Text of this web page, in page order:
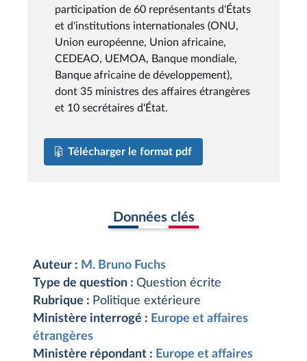
participation de 60 représentants d'États
et d'institutions internationales (ONU,
Union européenne, Union africaine,
CEDEAO, UEMOA, Banque mondiale,
Banque africaine de développement),
dont 35 ministres des affaires étrangères
et 10 secrétaires d'État.
Télécharger le format pdf
Données clés
Auteur : M. Bruno Fuchs
Type de question : Question écrite
Rubrique : Politique extérieure
Ministère interrogé : Europe et affaires
étrangères
Ministère répondant : Europe et affaires